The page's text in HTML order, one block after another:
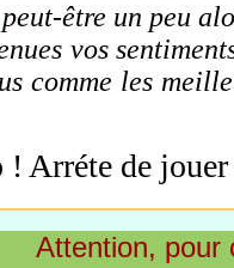
peut-être un peu
vos
comme les
! Arréte de jouer
Attention, pour